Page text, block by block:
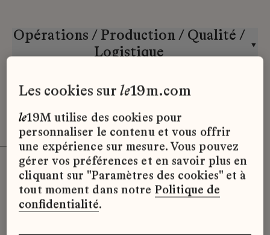
Opérations / Production / Qualité /
Logistique
CDD
Effacer les filtres (3) x
Désolé, il semble qu’il n’y ait pas
d’offres d’emploi disponibles pour le
moment.
les cookies surle19m.com
le19M utilise des cookies pour
personnaliser le contenu et vous offrir
une expérience sur mesure. Vous pouvez
gérer vos préférences et en savoir plus en
cliquant sur "Paramètres des cookies" et à
tout moment dans notre Politique de
confidentialité.